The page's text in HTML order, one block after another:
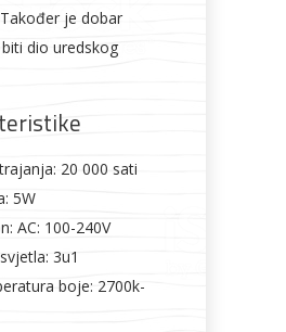
je dobar
dio uredskog
20 000 sati
5W
AC: 100-240V
3u1
boje: 2700k-